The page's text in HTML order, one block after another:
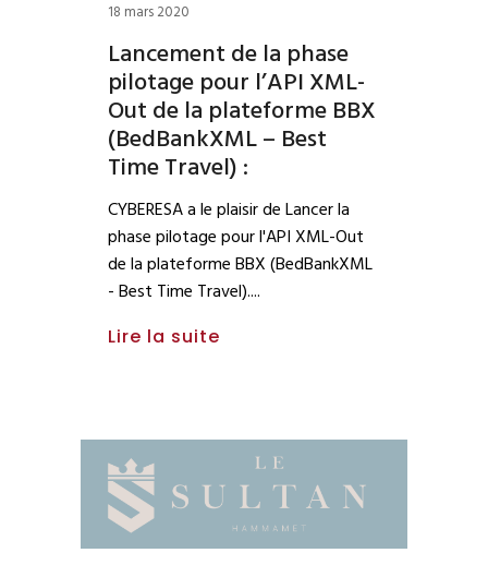
18 mars 2020
Lancement de la phase
pilotage pour l’API XML-
Out de la plateforme BBX
(BedBankXML – Best
Time Travel) :
CYBERESA a le plaisir de Lancer la
phase pilotage pour l'API XML-Out
de la plateforme BBX (BedBankXML
- Best Time Travel).
Lire la suite